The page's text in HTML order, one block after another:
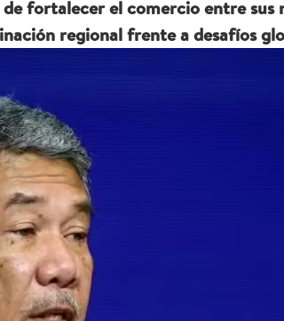
fortalecer el comercio entre sus
regional frente a desafíos